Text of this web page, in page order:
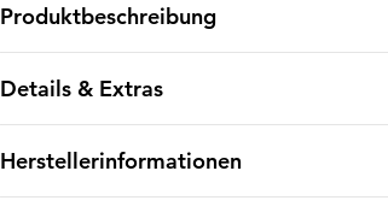
Produktbeschreibung
Details & Extras
Herstellerinformationen